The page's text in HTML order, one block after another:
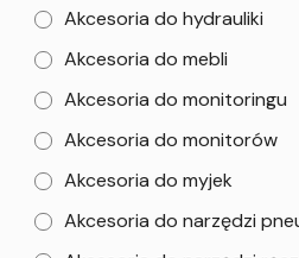
Akcesoria do hydrauliki
Akcesoria do mebli
Akcesoria do monitoringu
Akcesoria do monitorów
Akcesoria do myjek
Akcesoria do narzędzi